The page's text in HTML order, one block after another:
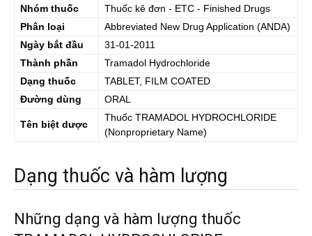
Nhóm thuốc
Thuốc kê đơn - ETC - Finished Drugs
Phân loại
Abbreviated New Drug Application (ANDA)
Ngày bắt đầu
31-01-2011
Thành phần
Tramadol Hydrochloride
Dạng thuốc
TABLET, FILM COATED
Đường dùng
ORAL
Tên biệt dược
Thuốc TRAMADOL HYDROCHLORIDE
(Nonproprietary Name)
Dạng thuốc và hàm lượng
Những dạng và hàm lượng thuốc